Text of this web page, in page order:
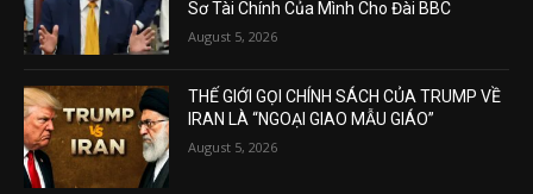
Sơ Tài Chính Của Mình Cho Đài BBC
August 5, 2026
THẾ GIỚI GỌI CHÍNH SÁCH CỦA TRUMP VỀ
IRAN LÀ “NGOẠI GIAO MẪU GIÁO”
August 5, 2026